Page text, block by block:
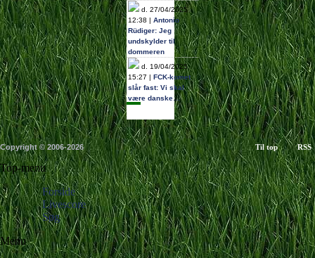
d. 27/04/2025
12:38 | Antonio
Rüdiger: Jeg
undskylder til
dommeren
d. 19/04/2025
15:27 | FCK-komet
slår fast: Vi skal
være danske…
Copyright © 2006-2026 Til top RSS
Top-menu
Forside
Livescore
Søg
Menu